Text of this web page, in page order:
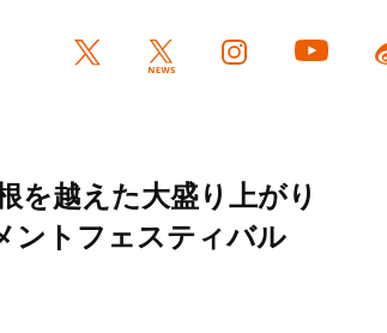
を越えた大盛り上がり
ントフェスティバル